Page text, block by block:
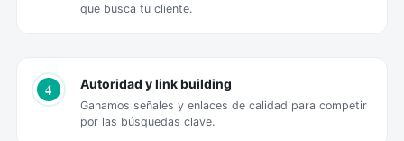
que busca tu cliente.
4 Autoridad y link building
Ganamos señales y enlaces de calidad para competir
por las búsquedas clave.